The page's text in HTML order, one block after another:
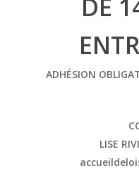
DE
ADHÉSION
LISE